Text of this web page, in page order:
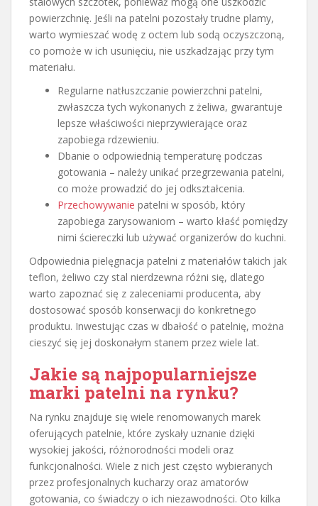
powierzchnię. Jeśli na patelni pozostały trudne plamy,
warto wymieszać wodę z octem lub sodą oczyszczoną,
co pomoże w ich usunięciu, nie uszkadzając przy tym
materiału.
Regularne natłuszczanie powierzchni patelni,
zwłaszcza tych wykonanych z żeliwa, gwarantuje
lepsze właściwości nieprzywierające oraz
zapobiega rdzewieniu.
Dbanie o odpowiednią temperaturę podczas
gotowania – należy unikać przegrzewania patelni,
co może prowadzić do jej odkształcenia.
Przechowywanie patelni w sposób, który
zapobiega zarysowaniom – warto kłaść pomiędzy
nimi ściereczki lub używać organizerów do kuchni.
Odpowiednia pielęgnacja patelni z materiałów takich jak
teflon, żeliwo czy stal nierdzewna różni się, dlatego
warto zapoznać się z zaleceniami producenta, aby
dostosować sposób konserwacji do konkretnego
produktu. Inwestując czas w dbałość o patelnię, można
cieszyć się jej doskonałym stanem przez wiele lat.
Jakie są najpopularniejsze
marki patelni na rynku?
Na rynku znajduje się wiele renomowanych marek
oferujących patelnie, które zyskały uznanie dzięki
wysokiej jakości, różnorodności modeli oraz
funkcjonalności. Wiele z nich jest często wybieranych
przez profesjonalnych kucharzy oraz amatorów
gotowania, co świadczy o ich niezawodności. Oto kilka